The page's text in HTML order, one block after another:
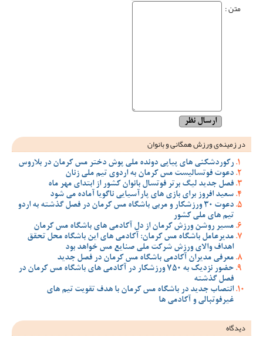
متن :
در زمینه‌ی ورزش همگانی و بانوان
رکوردشکنی های پیاپی دونده ملی پوش دختر مس کرمان در بلاروس
دعوت فوتسالیست مس کرمان به اردوی تیم ملی زنان
فصل جدید لیگ برتر فوتسال بانوان کشور از ابتدای مهر ماه
سعید افروز برای بازی های پارآسیایی ناگویا آماده می شود
دعوت 30 ورزشکار و مربی باشگاه مس کرمان در فصل گذشته به اردو
تیم های ملی کشور
مسیر روشن ورزش کرمان از دل آکادمی های باشگاه مس کرمان
مدیرعامل باشگاه مس کرمان: آکادمی های این باشگاه محل تحقق
اهداف والای ورزش شرکت ملی صنایع مس خواهد بود
معرفی مدیران آکادمی باشگاه مس کرمان در فصل جدید
حضور نزدیک به 750 ورزشکار در آکادمی های باشگاه مس کرمان در
فصل گذشته
انتصاب جدید در باشگاه مس کرمان با هدف تقویت تیم‌ های
غیرفوتبالی و آکادمی‌ ها
دیدگاه